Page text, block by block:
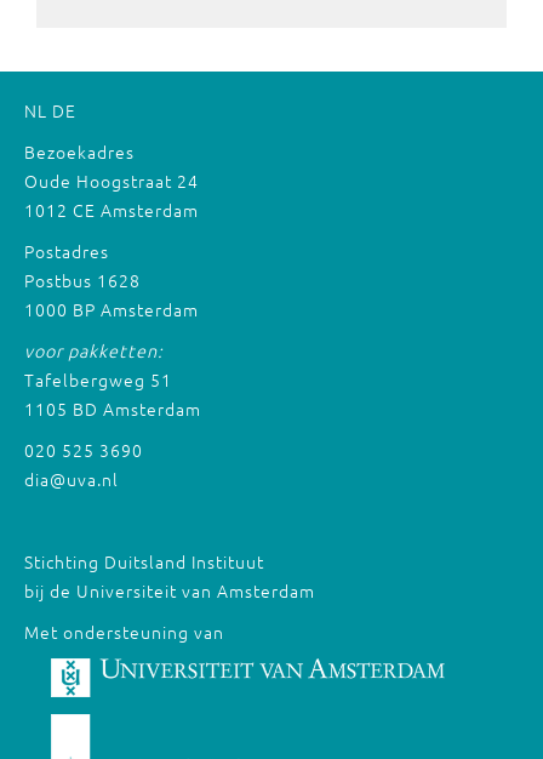
NL DE
Bezoekadres
Oude Hoogstraat 24
1012 CE Amsterdam
Postadres
Postbus 1628
1000 BP Amsterdam
voor pakketten:
Tafelbergweg 51
1105 BD Amsterdam
020 525 3690
dia@uva.nl
Stichting Duitsland Instituut
bij de Universiteit van Amsterdam
Met ondersteuning van